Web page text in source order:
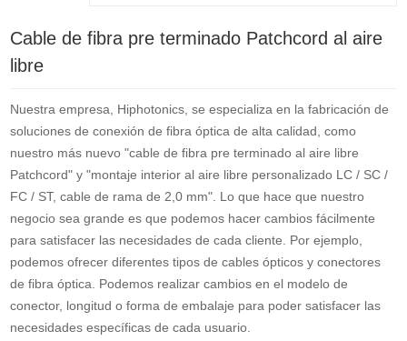
Cable de fibra pre terminado Patchcord al aire
libre
Nuestra empresa, Hiphotonics, se especializa en la fabricación de
soluciones de conexión de fibra óptica de alta calidad, como
nuestro más nuevo "cable de fibra pre terminado al aire libre
Patchcord" y "montaje interior al aire libre personalizado LC / SC /
FC / ST, cable de rama de 2,0 mm". Lo que hace que nuestro
negocio sea grande es que podemos hacer cambios fácilmente
para satisfacer las necesidades de cada cliente. Por ejemplo,
podemos ofrecer diferentes tipos de cables ópticos y conectores
de fibra óptica. Podemos realizar cambios en el modelo de
conector, longitud o forma de embalaje para poder satisfacer las
necesidades específicas de cada usuario.